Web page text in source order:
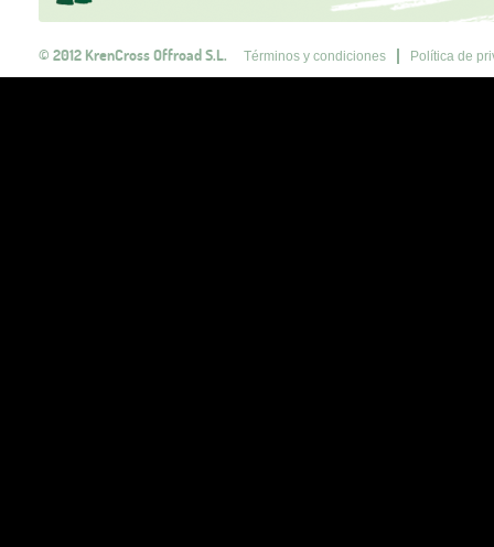
© 2012 KrenCross Offroad S.L. Términos y condiciones Política de